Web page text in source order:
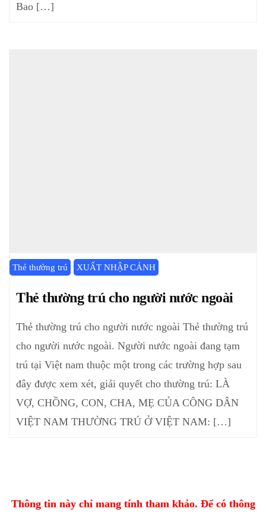
Bao […]
Thẻ thường trú XUẤT NHẬP CẢNH
Thẻ thường trú cho người nước ngoài
Thẻ thường trú cho người nước ngoài Thẻ thường trú
cho người nước ngoài. Người nước ngoài đang tạm
trú tại Việt nam thuộc một trong các trường hợp sau
đây được xem xét, giải quyết cho thường trú: LÀ
VỢ, CHỒNG, CON, CHA, MẸ CỦA CÔNG DÂN
VIỆT NAM THƯỜNG TRÚ Ở VIỆT NAM: […]
Thông tin này chỉ mang tính tham khảo. Để có thông